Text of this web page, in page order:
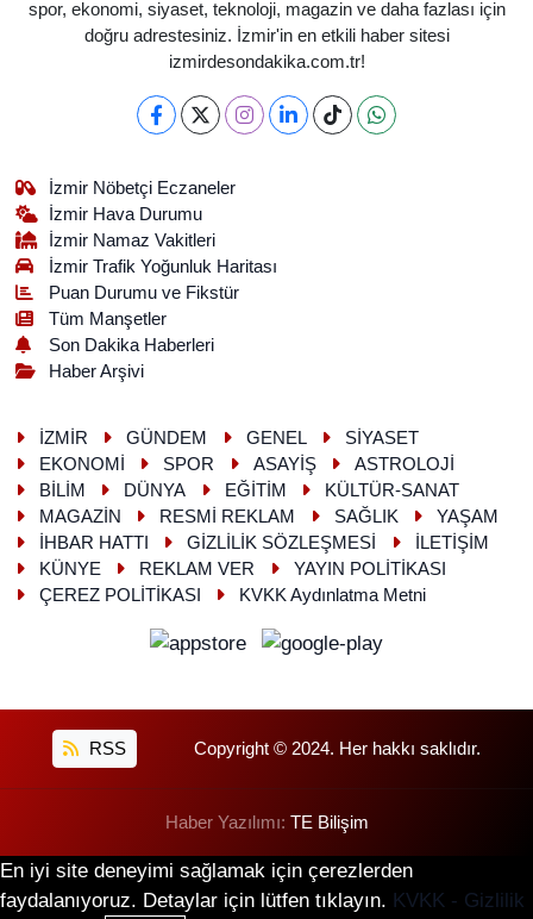
spor, ekonomi, siyaset, teknoloji, magazin ve daha fazlası için
doğru adrestesiniz. İzmir'in en etkili haber sitesi
izmirdesondakika.com.tr!
İzmir Nöbetçi Eczaneler
İzmir Hava Durumu
İzmir Namaz Vakitleri
İzmir Trafik Yoğunluk Haritası
Puan Durumu ve Fikstür
Tüm Manşetler
Son Dakika Haberleri
Haber Arşivi
İZMİR GÜNDEM GENEL
SİYASET
EKONOMİ
SPOR ASAYİŞ
ASTROLOJİ
BİLİM
DÜNYA EĞİTİM
KÜLTÜR-SANAT
MAGAZİN
RESMİ REKLAM SAĞLIK
YAŞAM
İHBAR HATTI
GİZLİLİK SÖZLEŞMESİ
İLETİŞİM
KÜNYE
REKLAM VER
YAYIN POLİTİKASI
ÇEREZ POLİTİKASI
KVKK Aydınlatma Metni
RSS Copyright © 2024. Her hakkı saklıdır.
Haber Yazılımı: TE Bilişim
En iyi site deneyimi sağlamak için çerezlerden
faydalanıyoruz. Detaylar için lütfen tıklayın. KVKK - Gizlilik